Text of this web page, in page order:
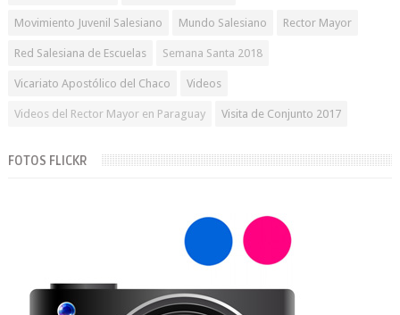
Movimiento Juvenil Salesiano Mundo Salesiano Rector Mayor
Red Salesiana de Escuelas Semana Santa 2018
Vicariato Apostólico del Chaco Videos
Videos del Rector Mayor en Paraguay Visita de Conjunto 2017
FOTOS FLICKR